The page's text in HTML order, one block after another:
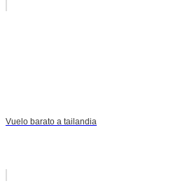
Vuelo barato a tailandia